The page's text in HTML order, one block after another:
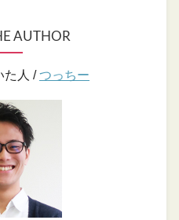
AUTHOR
た人 /つっちー